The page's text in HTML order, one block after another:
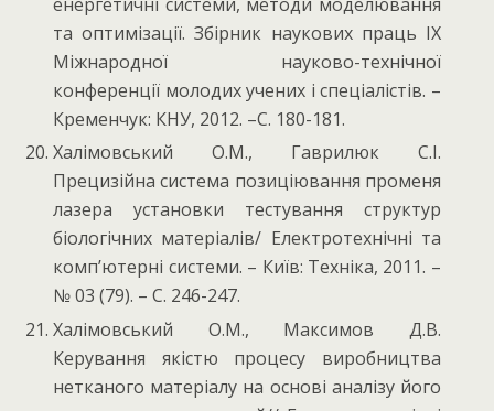
та оптимізації. Збірник наукових праць ІХ
Міжнародної науково-технічної
конференції молодих учених і спеціалістів. –
Кременчук: КНУ, 2012. –C. 180-181.
Халімовський О.М., Гаврилюк С.І.
Прецизійна система позиціювання променя
лазера установки тестування структур
біологічних матеріалів/ Електротехнічні та
комп’ютерні системи. – Київ: Техніка, 2011. –
№ 03 (79). – С. 246-247.
Халімовський О.М., Максимов Д.В.
Керування якістю процесу виробництва
нетканого матеріалу на основі аналізу його